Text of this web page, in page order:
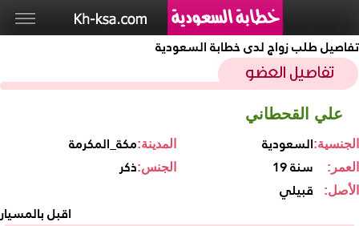
تفاصيل طلب زواج لدى خطابة السعودية
علي القحطاني
مكة_المكرمةالمدينة: السعوديةالجنسية:
ذكرالجنس: 19 سنة العمر:
قبيلي الأصل:
اقبل بالمسيار